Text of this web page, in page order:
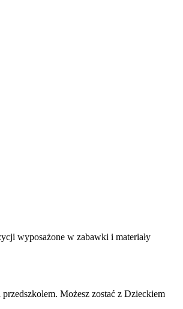
wyposażone w zabawki i materiały
Możesz zostać z Dzieckiem